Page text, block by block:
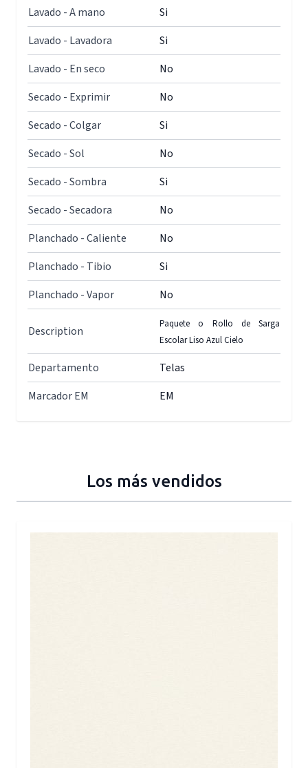
Lavado - A mano
Si
Lavado - Lavadora
Si
Lavado - En seco
No
Secado - Exprimir
No
Secado - Colgar
Si
Secado - Sol
No
Secado - Sombra
Si
Secado - Secadora
No
Planchado - Caliente
No
Planchado - Tibio
Si
Planchado - Vapor
No
Description
Paquete o Rollo de Sarga
Escolar Liso Azul Cielo
Departamento
Telas
Marcador EM
EM
Los más vendidos